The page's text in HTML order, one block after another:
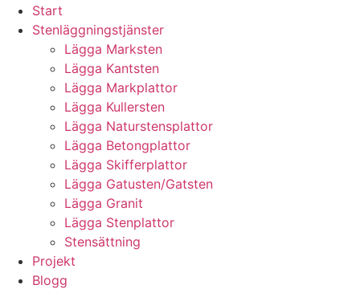
Start
Stenläggningstjänster
Lägga Marksten
Lägga Kantsten
Lägga Markplattor
Lägga Kullersten
Lägga Naturstensplattor
Lägga Betongplattor
Lägga Skifferplattor
Lägga Gatusten/Gatsten
Lägga Granit
Lägga Stenplattor
Stensättning
Projekt
Blogg